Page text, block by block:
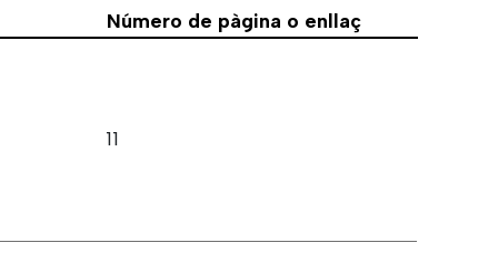
Número de pàgina o enllaç
11